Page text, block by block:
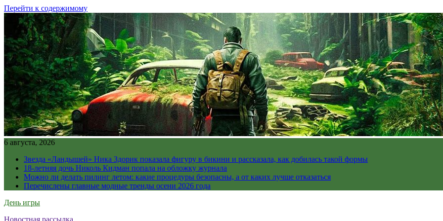
Перейти к содержимому
6 августа, 2026
Звезда «Ландышей» Ника Здорик показала фигуру в бикини и рассказала, как добилась такой формы
18-летняя дочь Николь Кидман попала на обложку журнала
Можно ли делать пилинг летом: какие процедуры безопасны, а от каких лучше отказаться
Перечислены главные модные тренды осени 2026 года
День игры
Новостная рассылка